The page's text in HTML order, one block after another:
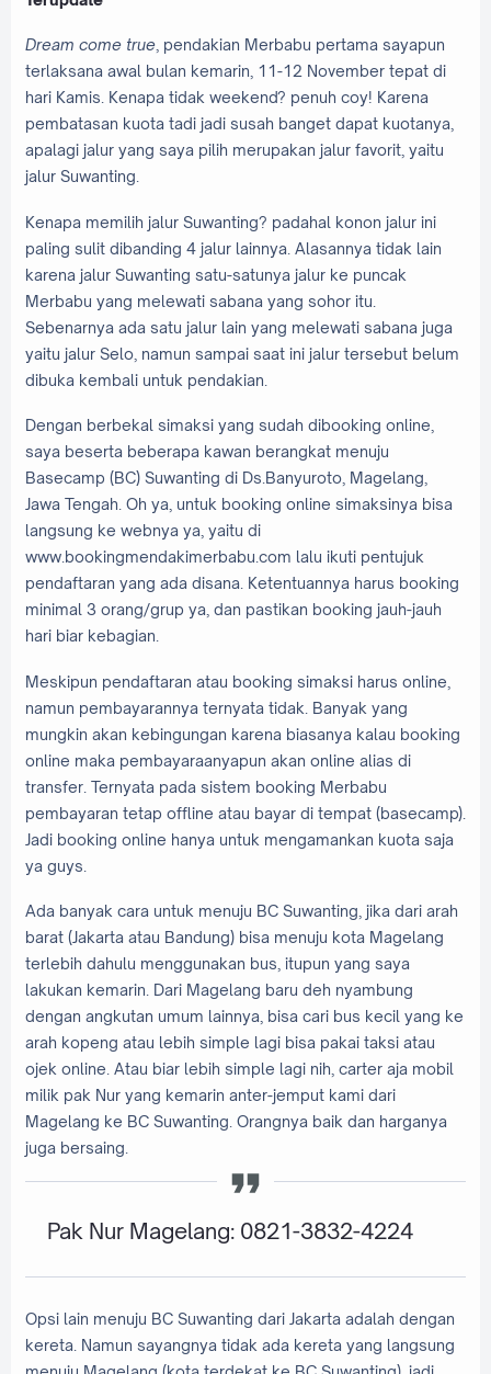
Dream come true, pendakian Merbabu pertama sayapun
terlaksana awal bulan kemarin, 11-12 November tepat di
hari Kamis. Kenapa tidak weekend? penuh coy! Karena
pembatasan kuota tadi jadi susah banget dapat kuotanya,
apalagi jalur yang saya pilih merupakan jalur favorit, yaitu
jalur Suwanting.
Kenapa memilih jalur Suwanting? padahal konon jalur ini
paling sulit dibanding 4 jalur lainnya. Alasannya tidak lain
karena jalur Suwanting satu-satunya jalur ke puncak
Merbabu yang melewati sabana yang sohor itu.
Sebenarnya ada satu jalur lain yang melewati sabana juga
yaitu jalur Selo, namun sampai saat ini jalur tersebut belum
dibuka kembali untuk pendakian.
Dengan berbekal simaksi yang sudah dibooking online,
saya beserta beberapa kawan berangkat menuju
Basecamp (BC) Suwanting di Ds.Banyuroto, Magelang,
Jawa Tengah. Oh ya, untuk booking online simaksinya bisa
langsung ke webnya ya, yaitu di
www.bookingmendakimerbabu.com lalu ikuti pentujuk
pendaftaran yang ada disana. Ketentuannya harus booking
minimal 3 orang/grup ya, dan pastikan booking jauh-jauh
hari biar kebagian.
Meskipun pendaftaran atau booking simaksi harus online,
namun pembayarannya ternyata tidak. Banyak yang
mungkin akan kebingungan karena biasanya kalau booking
online maka pembayaraanyapun akan online alias di
transfer. Ternyata pada sistem booking Merbabu
pembayaran tetap offline atau bayar di tempat (basecamp).
Jadi booking online hanya untuk mengamankan kuota saja
ya guys.
Ada banyak cara untuk menuju BC Suwanting, jika dari arah
barat (Jakarta atau Bandung) bisa menuju kota Magelang
terlebih dahulu menggunakan bus, itupun yang saya
lakukan kemarin. Dari Magelang baru deh nyambung
dengan angkutan umum lainnya, bisa cari bus kecil yang ke
arah kopeng atau lebih simple lagi bisa pakai taksi atau
ojek online. Atau biar lebih simple lagi nih, carter aja mobil
milik pak Nur yang kemarin anter-jemput kami dari
Magelang ke BC Suwanting. Orangnya baik dan harganya
juga bersaing.
Pak Nur Magelang: 0821-3832-4224
Opsi lain menuju BC Suwanting dari Jakarta adalah dengan
kereta. Namun sayangnya tidak ada kereta yang langsung